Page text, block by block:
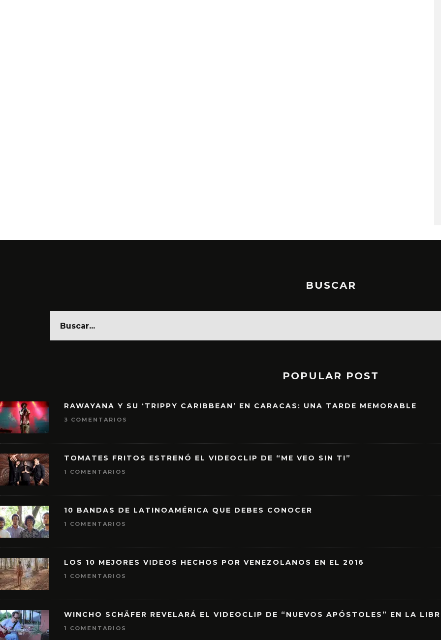
BUSCAR
POPULAR POST
RAWAYANA Y SU ‘TRIPPY CARIBBEAN’ EN CARACAS: UNA TARDE MEMORABLE
3 COMENTARIOS
TOMATES FRITOS ESTRENÓ EL VIDEOCLIP DE “ME VEO SIN TI”
1 COMENTARIOS
10 BANDAS DE LATINOAMÉRICA QUE DEBES CONOCER
1 COMENTARIOS
LOS 10 MEJORES VIDEOS HECHOS POR VENEZOLANOS EN EL 2016
1 COMENTARIOS
WINCHO SCHÄFER REVELARÁ EL VIDEOCLIP DE “NUEVOS APÓSTOLES” EN LA
1 COMENTARIOS